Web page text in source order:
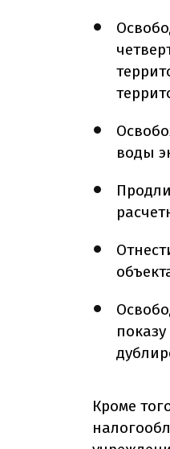
воды
Кроме